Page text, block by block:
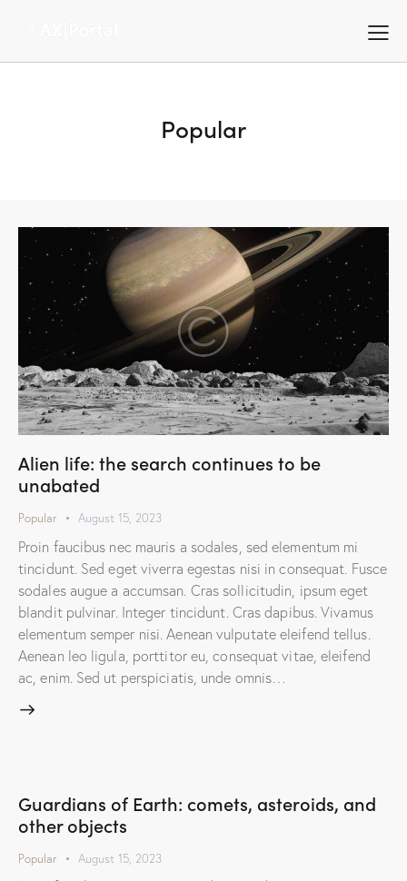
Popular
Alien life: the search continues to be
unabated
Popular August 15, 2023
Proin faucibus nec mauris a sodales, sed elementum mi
tincidunt. Sed eget viverra egestas nisi in consequat. Fusce
sodales augue a accumsan. Cras sollicitudin, ipsum eget
blandit pulvinar. Integer tincidunt. Cras dapibus. Vivamus
elementum semper nisi. Aenean vulputate eleifend tellus.
Aenean leo ligula, porttitor eu, consequat vitae, eleifend
ac, enim. Sed ut perspiciatis, unde omnis…
Guardians of Earth: comets, asteroids, and
other objects
Popular August 15, 2023